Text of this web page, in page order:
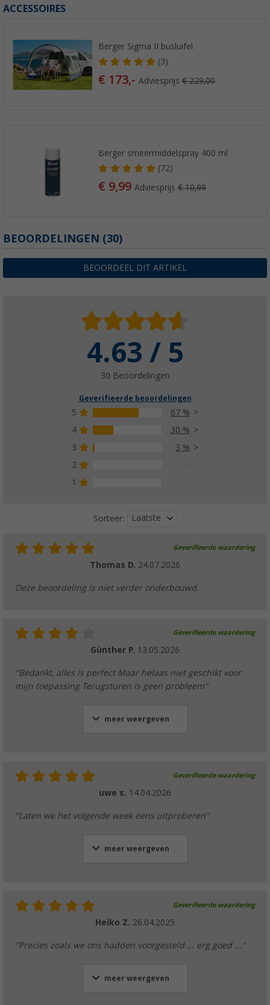
ACCESSOIRES
Berger Sigma II busluifel
(3)
€ 173,-Adviesprijs€ 229,00
Berger smeermiddelspray 400 ml
(72)
€ 9,99Adviesprijs€ 10,99
BEOORDELINGEN (30)
BEOORDEEL DIT ARTIKEL
4.63 / 5
30 Beoordelingen
Geverifieerde beoordelingen
5
67 %
4
30 %
3
3 %
2
1
Sorteer: Laatste
Geverifieerde waardering
Thomas D. 24.07.2026
Deze beoordeling is niet verder onderbouwd.
Geverifieerde waardering
Günther P. 13.05.2026
"Bedankt, alles is perfect Maar helaas niet geschikt voor
mijn toepassing Terugsturen is geen probleem"
meer weergeven
Geverifieerde waardering
uwe s. 14.04.2026
"Laten we het volgende week eens uitproberen"
meer weergeven
Geverifieerde waardering
Heiko Z. 26.04.2025
"Precies zoals we ons hadden voorgesteld ... erg goed ..."
meer weergeven